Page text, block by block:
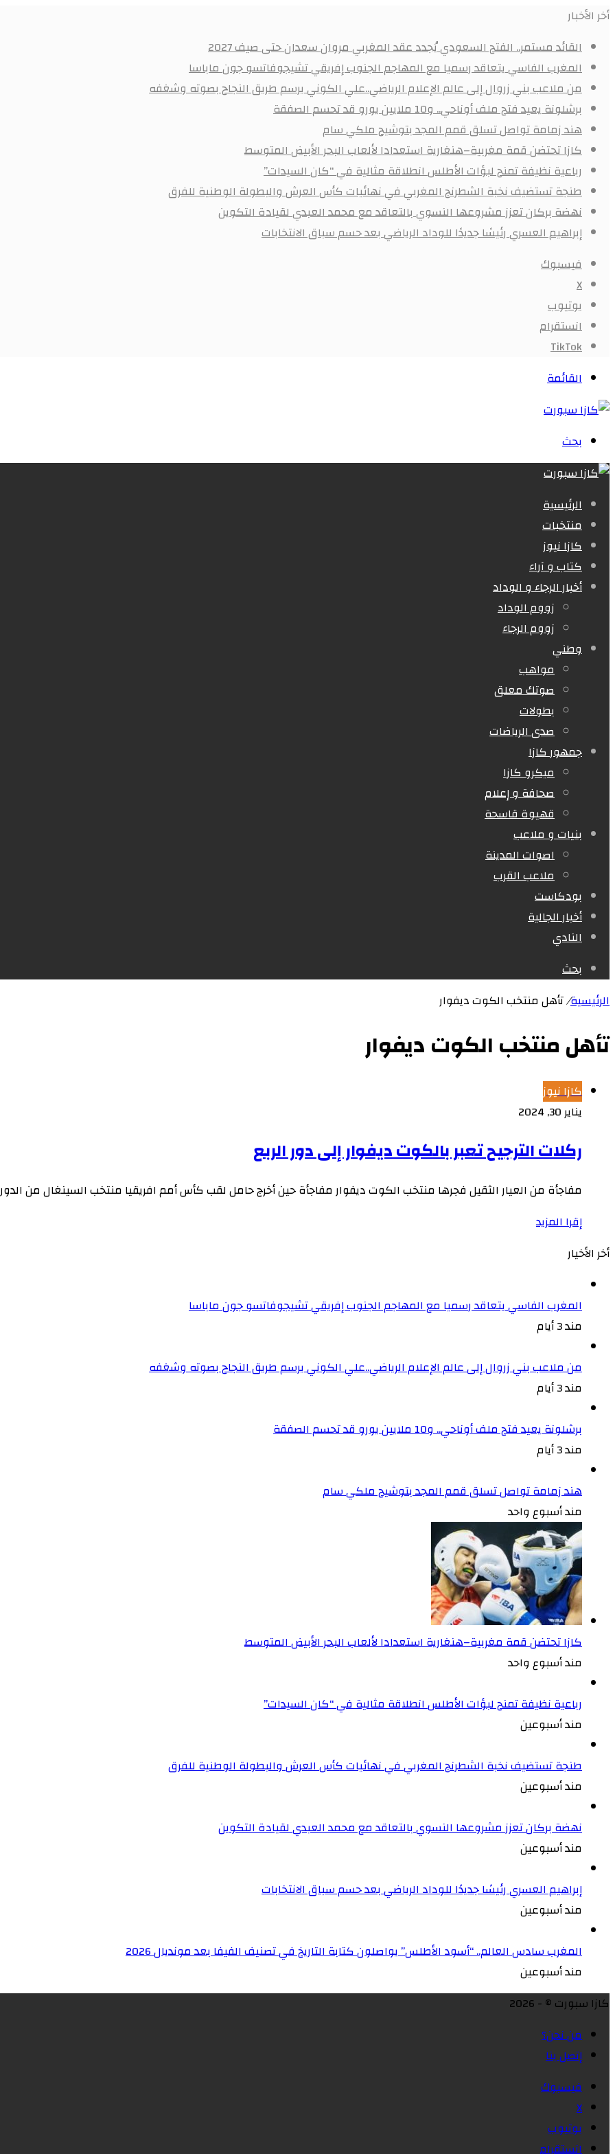
أخر الأخبار
القائد مستمر.. الفتح السعودي يُجدد عقد المغربي مروان سعدان حتى صيف 2027
المغرب الفاسي يتعاقد رسميا مع المهاجم الجنوب إفريقي تشيجوفاتسو جون ماباسا
من ملاعب بني زروال إلى عالم الإعلام الرياضي..علي الكوني يرسم طريق النجاح بصوته وشغفه
برشلونة يعيد فتح ملف أوناحي.. و10 ملايين يورو قد تحسم الصفقة
هند زمامة تواصل تسلق قمم المجد بتوشيح ملكي سام
كازا تحتضن قمة مغربية–هنغارية استعدادا لألعاب البحر الأبيض المتوسط
رباعية نظيفة تمنح لبؤات الأطلس انطلاقة مثالية في “كان السيدات”
طنجة تستضيف نخبة الشطرنج المغربي في نهائيات كأس العرش والبطولة الوطنية للفرق
نهضة بركان تعزز مشروعها النسوي بالتعاقد مع محمد العبدي لقيادة التكوين
إبراهيم العسري رئيسًا جديدًا للوداد الرياضي بعد حسم سباق الانتخابات
فيسبوك
X
يوتيوب
انستقرام
‫TikTok
القائمة
بحث
الرئيسية
منتخبات
كازا نيوز
كتاب و آراء
أخبار الرجاء و الوداد
زووم الوداد
زووم الرجاء
وطني
مواهب
صوتك معلق
بطولات
صدى الرياضات
جمهور كازا
ميكرو كازا
صحافة و إعلام
قهيوة قاسحة
بنيات و ملاعب
اصوات المدينة
ملاعب القرب
بودكاست
أخبار الجالية
النادي
بحث
الرئيسية/تأهل منتخب الكوت ديفوار
تأهل منتخب الكوت ديفوار
كازا نيوز
يناير 30, 2024
ركلات الترجيح تعبر بالكوت ديفوار إلى دور الربع
مفاجأة من العيار الثقيل فجرها منتخب الكوت ديفوار مفاجأة حين أخرج حامل لقب كأس أمم افريقيا منتخب السينغال من
إقرا المزيد
أخر الأخيار
المغرب الفاسي يتعاقد رسميا مع المهاجم الجنوب إفريقي تشيجوفاتسو جون ماباسا
مند 3 أيام
من ملاعب بني زروال إلى عالم الإعلام الرياضي..علي الكوني يرسم طريق النجاح بصوته وشغفه
مند 3 أيام
برشلونة يعيد فتح ملف أوناحي.. و10 ملايين يورو قد تحسم الصفقة
مند 3 أيام
هند زمامة تواصل تسلق قمم المجد بتوشيح ملكي سام
مند أسبوع واحد
كازا تحتضن قمة مغربية–هنغارية استعدادا لألعاب البحر الأبيض المتوسط
مند أسبوع واحد
رباعية نظيفة تمنح لبؤات الأطلس انطلاقة مثالية في “كان السيدات”
مند أسبوعين
طنجة تستضيف نخبة الشطرنج المغربي في نهائيات كأس العرش والبطولة الوطنية للفرق
مند أسبوعين
نهضة بركان تعزز مشروعها النسوي بالتعاقد مع محمد العبدي لقيادة التكوين
مند أسبوعين
إبراهيم العسري رئيسًا جديدًا للوداد الرياضي بعد حسم سباق الانتخابات
مند أسبوعين
المغرب سادس العالم.. “أسود الأطلس” يواصلون كتابة التاريخ في تصنيف الفيفا بعد مونديال 2026
مند أسبوعين
كازا سبورت © - 2026
من نحن؟
إتصل بنا
فيسبوك
X
يوتيوب
انستقرام